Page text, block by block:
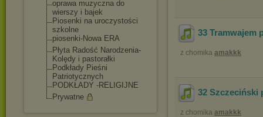
oprawa muzyczna do
wierszy i bajek
Piosenki na uroczystości
szkolne
piosenki-Nowa ERA
Płyta Radość Narodzenia-
Kolędy i pastorałki
Podkłady Pieśni
Patriotycznych
PODKŁADY -RELIGIJNE
Prywatne
33 Tramwajem
z chomika amakkk
32 Szczeciński
z chomika amakkk